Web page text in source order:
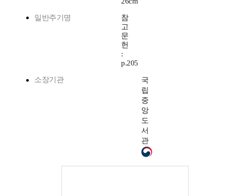
일반주기명
참
고
문
헌
:
p.205
소장기관
국
립
중
앙
도
서
관